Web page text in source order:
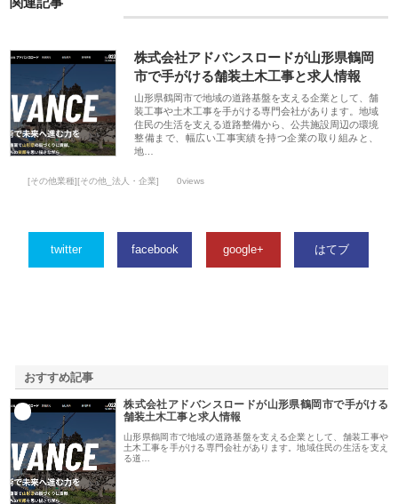
株式会社アドバンスロードが山形県鶴岡
市で手がける舗装土木工事と求人情報
山形県鶴岡市で地域の道路基盤を支える企業として、舗
装工事や土木工事を手がける専門会社があります。地域
住民の生活を支える道路整備から、公共施設周辺の環境
整備まで、幅広い工事実績を持つ企業の取り組みと、
地…
[その他業種][その他_法人・企業] 0views
twitter facebook google+ はてブ
おすすめ記事
株式会社アドバンスロードが山形県鶴岡市で手がける
舗装土木工事と求人情報
山形県鶴岡市で地域の道路基盤を支える企業として、舗装工事や
土木工事を手がける専門会社があります。地域住民の生活を支え
る道…